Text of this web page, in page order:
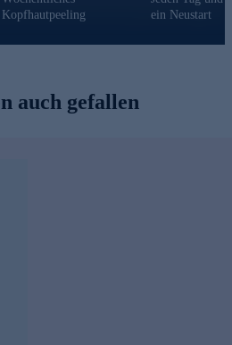
Kopfhautpeeling
ein Neustart
auch gefallen